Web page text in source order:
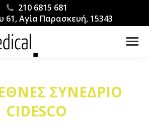
210 6815 681
61, Αγία Παρασκευή, 15343
ΣΥΝΕΔΡΙΟ
CIDESCO